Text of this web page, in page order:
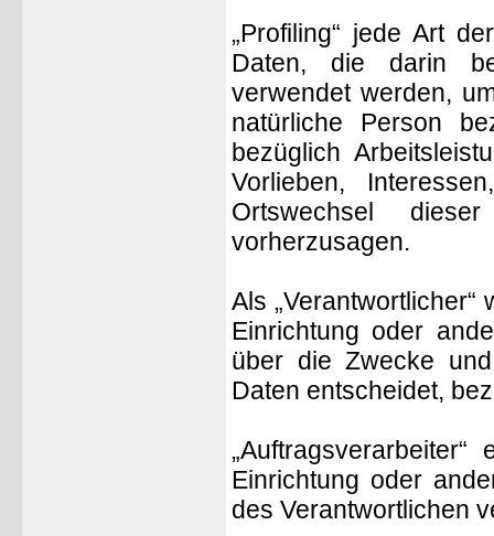
„Profiling“ jede Art
Daten, die darin
verwendet werden,
natürliche Person
bezüglich
Vorlieben,
Ortswechsel
vorherzusagen.
Als
Einrichtung oder
über die Zwecke
Daten entscheidet,
Einrichtung oder
des Verantwortlichen